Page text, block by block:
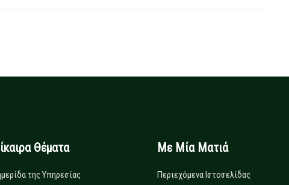
Θέματα
της Υπηρεσίας
Με Μία Ματιά
Περιεχόμενα Ιστοσελίδας